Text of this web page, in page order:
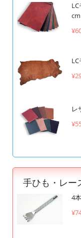
cm
レ
手ひも・レー
4